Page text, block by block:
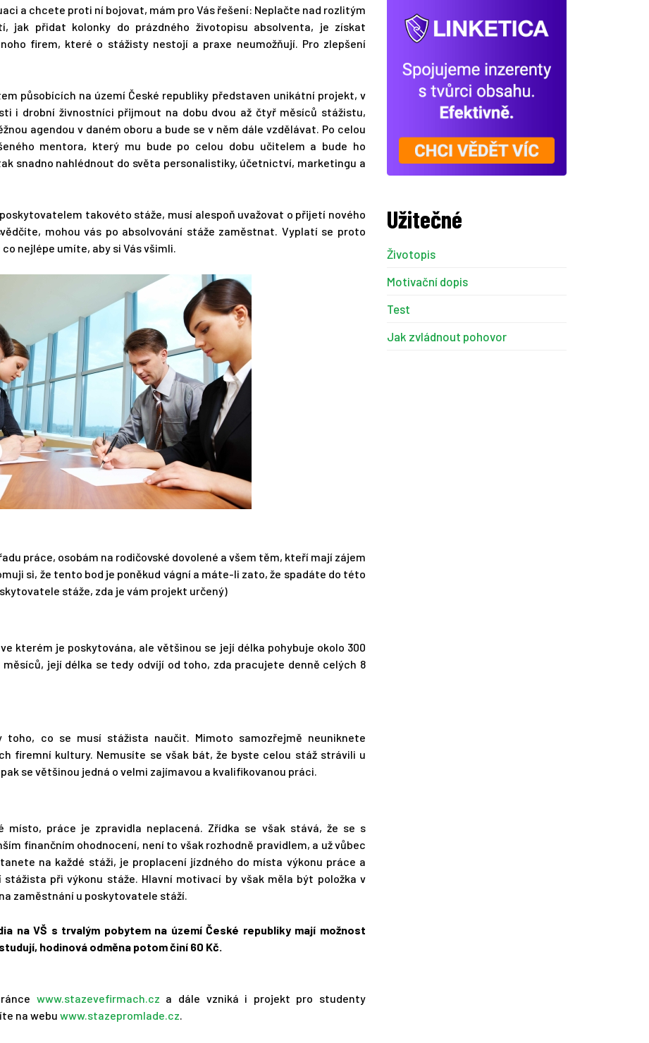
a chcete proti ní bojovat, mám pro Vás řešení: Neplačte nad rozlitým
jak přidat kolonky do prázdného životopisu absolventa, je získat
firem, které o stážisty nestojí a praxe neumožňují. Pro zlepšení
působících na území České republiky představen unikátní projekt, v
i drobní živnostníci přijmout na dobu dvou až čtyř měsíců stážistu,
agendou v daném oboru a bude se v něm dále vzdělávat. Po celou
mentora, který mu bude po celou dobu učitelem a bude ho
snadno nahlédnout do světa personalistiky, účetnictví, marketingu a
takovéto stáže, musí alespoň uvažovat o přijetí nového
mohou vás po absolvování stáže zaměstnat. Vyplatí se proto
nejlépe umíte, aby si Vás všimli.
práce, osobám na rodičovské dovolené a všem těm, kteří mají zájem
si, že tento bod je poněkud vágní a máte-li zato, že spadáte do této
stáže, zda je vám projekt určený)
kterém je poskytována, ale většinou se její délka pohybuje okolo 300
měsíců, její délka se tedy odvíjí od toho, zda pracujete denně celých 8
toho, co se musí stážista naučit. Mimoto samozřejmě neuniknete
firemní kultury. Nemusíte se však bát, že byste celou stáž strávili u
se většinou jedná o velmi zajímavou a kvalifikovanou práci.
místo, práce je zpravidla neplacená. Zřídka se však stává, že se s
finančním ohodnocení, není to však rozhodně pravidlem, a už vůbec
na každé stáži, je proplacení jízdného do místa výkonu práce a
při výkonu stáže. Hlavní motivací by však měla být položka v
zaměstnání u poskytovatele stáží.
na VŠ s trvalým pobytem na území České republiky mají možnost
hodinová odměna potom činí 60 Kč.
www.stazevefirmach.cz a dále vzniká i projekt pro studenty
na webu www.stazepromlade.cz.
Užitečné
Životopis
Motivační dopis
Test
Jak zvládnout pohovor